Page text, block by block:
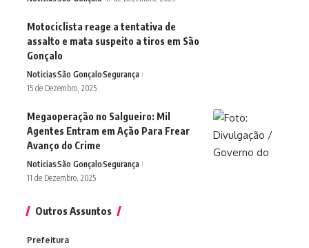
Motociclista reage a tentativa de
assalto e mata suspeito a tiros em São
Gonçalo
NoticiasSão GonçaloSegurança
15 de Dezembro, 2025
Megaoperação no Salgueiro: Mil
Agentes Entram em Ação Para Frear
Avanço do Crime
NoticiasSão GonçaloSegurança
11 de Dezembro, 2025
Outros Assuntos
Prefeitura